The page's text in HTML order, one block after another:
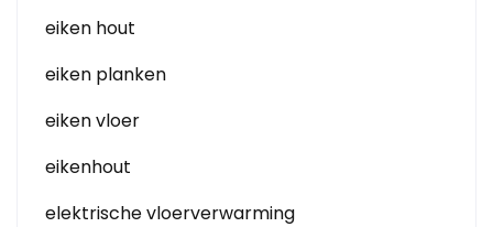
eiken hout
eiken planken
eiken vloer
eikenhout
elektrische vloerverwarming